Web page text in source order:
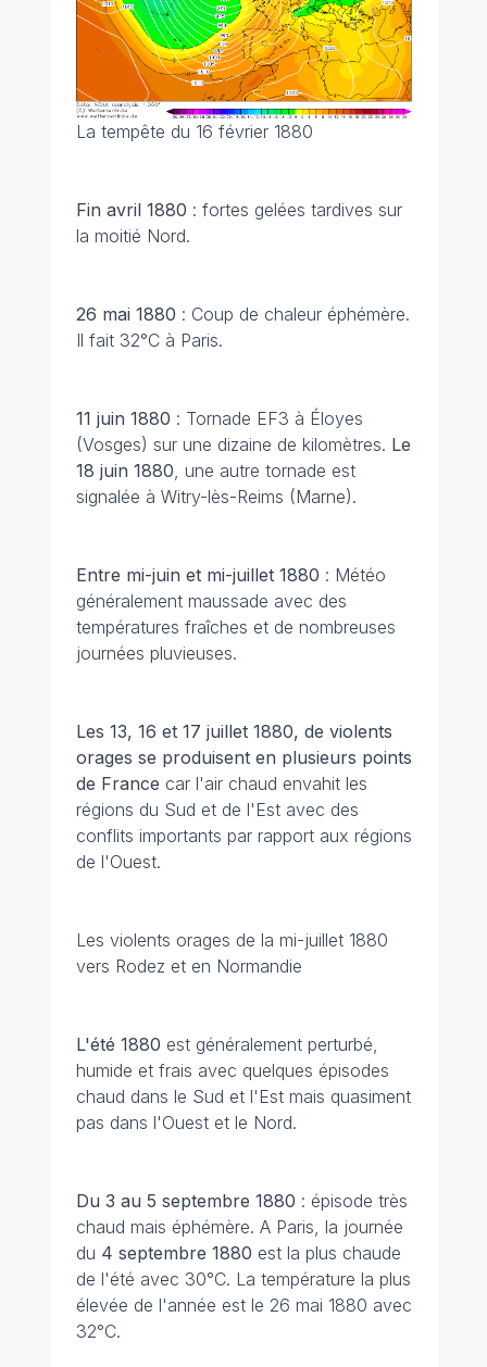
La tempête du 16 février 1880
Fin avril 1880 : fortes gelées tardives sur
la moitié Nord.
26 mai 1880 : Coup de chaleur éphémère.
Il fait 32°C à Paris.
11 juin 1880 : Tornade EF3 à Éloyes
(Vosges) sur une dizaine de kilomètres. Le
18 juin 1880 , une autre tornade est
signalée à Witry-lès-Reims (Marne).
Entre mi-juin et mi-juillet 1880 : Météo
généralement maussade avec des
températures fraîches et de nombreuses
journées pluvieuses.
Les 13, 16 et 17 juillet 1880, de violents
orages se produisent en plusieurs points
de France car l'air chaud envahit les
régions du Sud et de l'Est avec des
conflits importants par rapport aux régions
de l'Ouest.
Les violents orages de la mi-juillet 1880
vers Rodez et en Normandie
L'été 1880 est généralement perturbé,
humide et frais avec quelques épisodes
chaud dans le Sud et l'Est mais quasiment
pas dans l'Ouest et le Nord.
Du 3 au 5 septembre 1880 : épisode très
chaud mais éphémère. A Paris, la journée
du 4 septembre 1880 est la plus chaude
de l'été avec 30°C. La température la plus
élevée de l'année est le 26 mai 1880 avec
32°C.